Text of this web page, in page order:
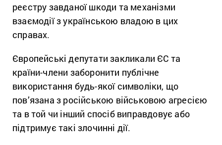
реєстру завданої шкоди та механізми
взаємодії з українською владою в цих
справах.
Європейські депутати закликали ЄС та
країни-члени заборонити публічне
використання будь-якої символіки, що
пов’язана з російською військовою агресією
та в той чи інший спосіб виправдовує або
підтримує такі злочинні дії.